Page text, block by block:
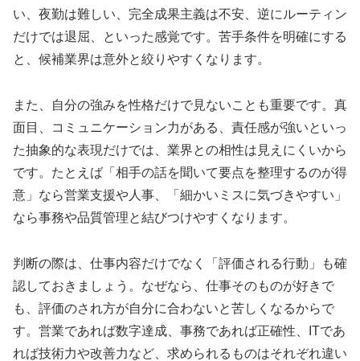
い、夜勤は難しい、完全成果主義は不安、逆にルーティン
だけでは退屈、といった感覚です。苦手条件を明確にする
と、候補業界は意外と絞りやすくなります。
また、自分の強みを性格だけで見ないことも重要です。真
面目、コミュニケーション力がある、責任感が強いといっ
た抽象的な表現だけでは、業界との相性は見えにくいから
です。たとえば「相手の話を聞いて要点を整理するのが得
意」なら営業支援や人事、「細かいミスに気づきやすい」
なら事務や品質管理と結びつけやすくなります。
判断の際は、仕事内容だけでなく「評価される行動」も確
認しておきましょう。なぜなら、仕事そのものが好きで
も、評価のされ方が自分に合わないと苦しくなるからで
す。営業であれば数字達成、事務であれば正確性、ITであ
れば技術力や改善力など、求められるものはそれぞれ違い